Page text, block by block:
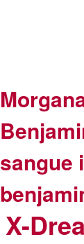
sangue
X-